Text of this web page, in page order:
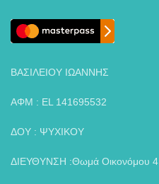
ΒΑΣΙΛΕΙΟΥ ΙΩΑΝΝΗΣ
ΑΦΜ : EL 141695532
ΔΟΥ : ΨΥΧΙΚΟΥ
ΔΙΕΥΘΥΝΣΗ :Θωμά Οικονόμου 4,